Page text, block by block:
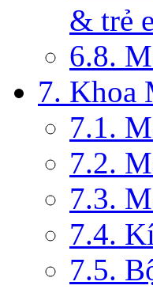
& trẻ
6.8.
7. Khoa
7.1.
7.2.
7.3.
7.4.
7.5.